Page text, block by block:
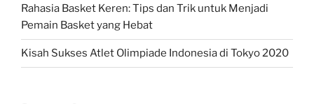
Rahasia Basket Keren: Tips dan Trik untuk Menjadi
Pemain Basket yang Hebat
Kisah Sukses Atlet Olimpiade Indonesia di Tokyo 2020